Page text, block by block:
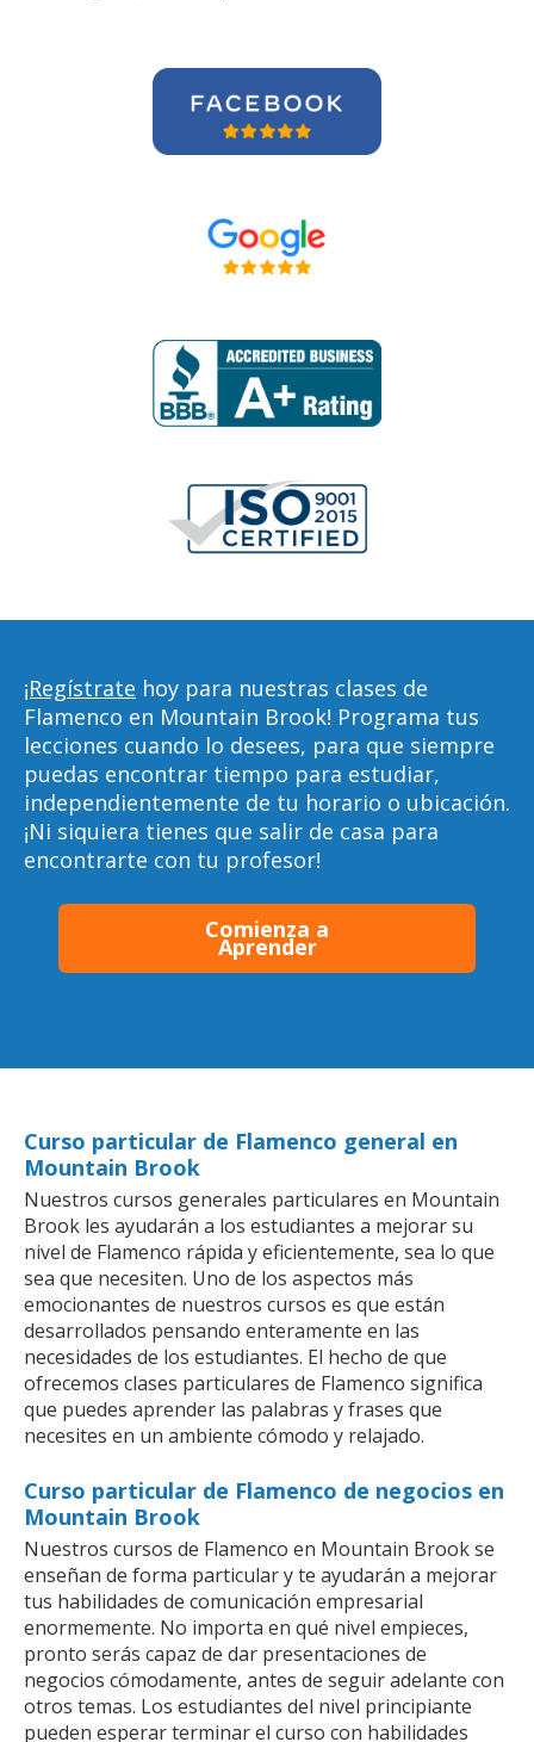
¡Regístrate hoy para nuestras clases de
Flamenco en Mountain Brook! Programa tus
lecciones cuando lo desees, para que siempre
puedas encontrar tiempo para estudiar,
independientemente de tu horario o ubicación.
¡Ni siquiera tienes que salir de casa para
encontrarte con tu profesor!
Comienza a
Aprender
Curso particular de Flamenco general en
Mountain Brook
Nuestros cursos generales particulares en Mountain
Brook les ayudarán a los estudiantes a mejorar su
nivel de Flamenco rápida y eficientemente, sea lo que
sea que necesiten. Uno de los aspectos más
emocionantes de nuestros cursos es que están
desarrollados pensando enteramente en las
necesidades de los estudiantes. El hecho de que
ofrecemos clases particulares de Flamenco significa
que puedes aprender las palabras y frases que
necesites en un ambiente cómodo y relajado.
Curso particular de Flamenco de negocios en
Mountain Brook
Nuestros cursos de Flamenco en Mountain Brook se
enseñan de forma particular y te ayudarán a mejorar
tus habilidades de comunicación empresarial
enormemente. No importa en qué nivel empieces,
pronto serás capaz de dar presentaciones de
negocios cómodamente, antes de seguir adelante con
otros temas. Los estudiantes del nivel principiante
pueden esperar terminar el curso con habilidades